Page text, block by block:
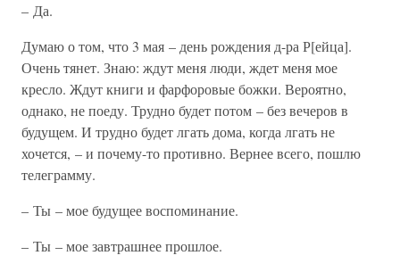
– Да.
Думаю о том, что 3 мая – день рождения д-ра Р[ейца].
Очень тянет. Знаю: ждут меня люди, ждет меня мое
кресло. Ждут книги и фарфоровые божки. Вероятно,
однако, не поеду. Трудно будет потом – без вечеров в
будущем. И трудно будет лгать дома, когда лгать не
хочется, – и почему-то противно. Вернее всего, пошлю
телеграмму.
– Ты – мое будущее воспоминание.
– Ты – мое завтрашнее прошлое.